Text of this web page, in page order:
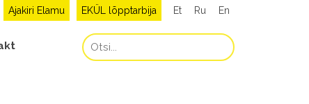
Et Ru En
EKÜL lõpptarbija
Ajakiri Elamu